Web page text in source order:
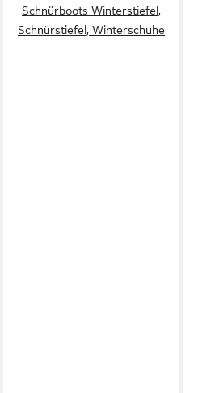
Schnürboots Winterstiefel,
Schnürstiefel, Winterschuhe